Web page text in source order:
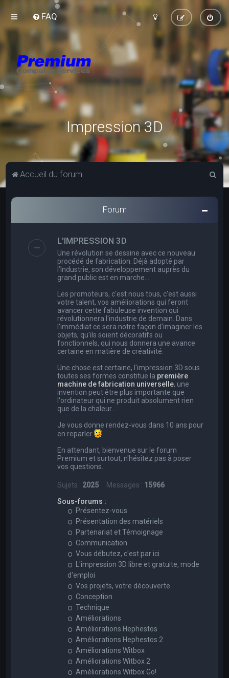
FAQ
Impression 3D
Accueil du forum
c
Forum
L'IMPRESSION 3D
Une révolution se dessine avec ce nouveau
procédé de fabrication. Déjà adopté par
l’Industrie, son développement auprès du
grand public est en marche…
Les promoteurs, c'est nous tous, c'est aussi
votre talent, vos améliorations qui feront
avancer cette fabuleuse invention qui
révolutionnera l'industrie de demain. Dans
l'immédiat ce sera notre façon d'imaginer les
objets, qu'ils soient décoratifs ou
fonctionnels, qui nous donnera une avance
certaine en matière de créativité.
Une chose est certaine, l'impression 3D sous
toutes ses formes constitue la première
machine de fabrication universelle, une
invention peut être plus importante que
l'ordinateur qui ne produit absolument rien
que de la chaleur...
Je vous donne rendez-vous dans 10 ans pour
en reparler
En attendant, bienvenue sur le forum
Premium et surtout, n'hésitez pas à poser
vos questions.
Sujets : 2025 Messages : 15966
Sous-forums :
Présentez-vous
Présentation des matériels
Partenariat et Témoignage
Communication
Vous débutez, c'est par ici
L'impression 3D libre et gratuite, mode
d'emploi
Vos projets, votre découverte
Conception
Technique
Améliorations
Améliorations Hephestos
Améliorations Hephestos 2
Améliorations Witbox
Améliorations Witbox 2
Améliorations Witbox Go!